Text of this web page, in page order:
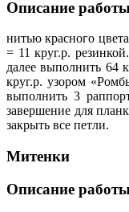
Описание
нитью красного
= 11 круг.р.
далее выполнить 64
круг.р. узором
выполнить 3
завершение для
закрыть все петли.
Митенки
Описание